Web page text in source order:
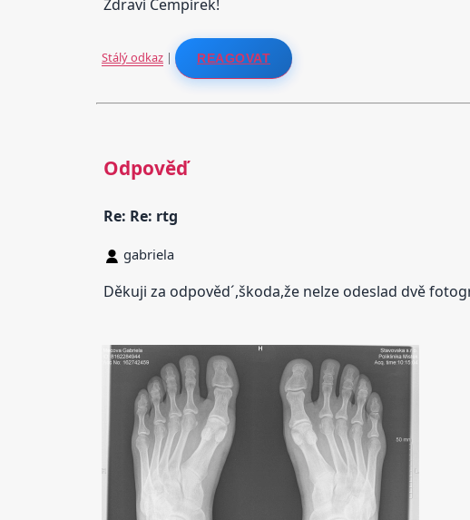
Zdraví Cempírek!
Stálý odkaz | REAGOVAT
Odpověď
Re: Re: rtg
gabriela
Děkuji za odpověd´,škoda,že nelze odeslad dvě